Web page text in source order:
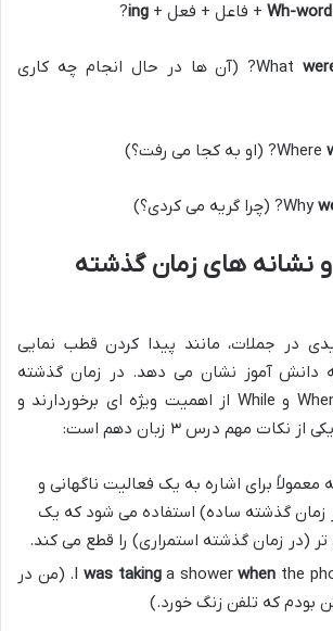
Wh-word + فاعل + فعل + ing
?
they doing? (آن ها در حال انجام چه کاری
نشانه های زمان گذشته
در جملات، مانند پیدا کردن قطب نمایی
دانش آموز نشان می دهد. در زمان گذشته
استمراری، دو کلمه When و While از اهمیت ویژه ای برخوردارند و
مهم درس ۳ زبان دهم است:
معمولاً برای اشاره به یک فعالیت ناگهانی و
زمان گذشته ساده) استفاده می شود که یک
تر (در زمان گذشته استمراری) را قطع می کند.
was takinga showerwhen
the phone rang. (من در
بودم که تلفن زنگ خورد.)